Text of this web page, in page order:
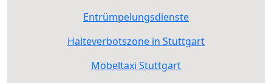
Entrümpelungsdienste
Halteverbotszone in Stuttgart
Möbeltaxi Stuttgart